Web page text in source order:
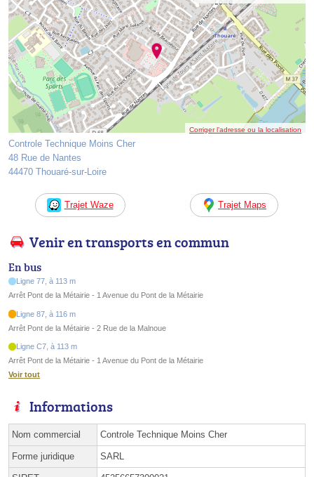
Corriger l’adresse ou la localisation
Controle Technique Moins Cher
48 Rue de Nantes
44470 Thouaré-sur-Loire
Trajet Waze Trajet Maps
Venir en transports en commun
En bus
Ligne 77, à 113 m
Arrêt Pont de la Métairie - 1 Avenue du Pont de la Métairie
Ligne 87, à 116 m
Arrêt Pont de la Métairie - 2 Rue de la Malnoue
Ligne C7, à 113 m
Arrêt Pont de la Métairie - 1 Avenue du Pont de la Métairie
Voir tout
Informations
Nom commercial Controle Technique Moins Cher
Forme juridique SARL